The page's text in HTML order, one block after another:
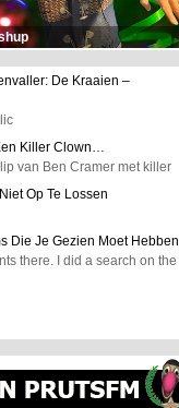
De Kraaien –
Killer Clown…
van Ben Cramer met killer
Op Te Lossen
Die Je Gezien Moet Hebben
there. I did a search on the